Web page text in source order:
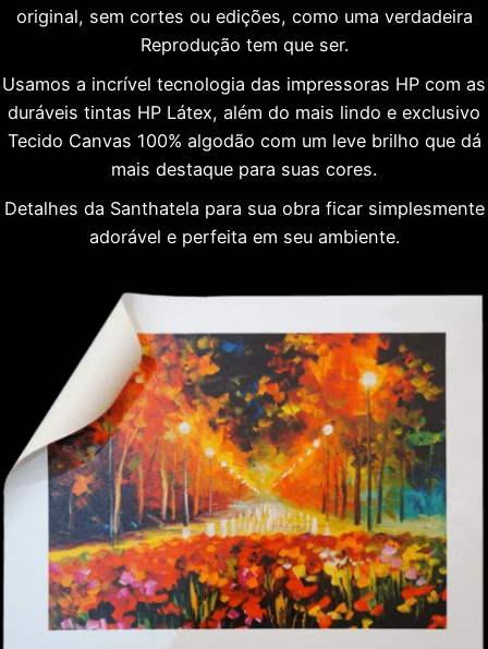
original, sem cortes ou edições, como uma verdadeira
Reprodução tem que ser.
Usamos a incrível tecnologia das impressoras HP com as
duráveis tintas HP Látex, além do mais lindo e exclusivo
Tecido Canvas 100% algodão com um leve brilho que dá
mais destaque para suas cores.
Detalhes da Santhatela para sua obra ficar simplesmente
adorável e perfeita em seu ambiente.